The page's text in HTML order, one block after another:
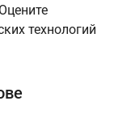
технологий